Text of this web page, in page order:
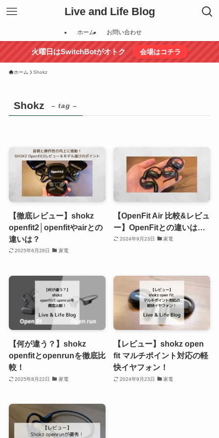
Live and Life Blog
ホーム お問い合わせ
火曜日はSwitchBotがオトク 会場はコチラ
ホーム Shokz
Shokz – tag –
【徹底レビュー】shokz
openfit2│openfitやairとの
違いは？
2025年6月28日 家電
【OpenFit Air 比較&レビュ
ー】OpenFitとの違いは…
2024年9月23日 家電
【何が違う？】shokz
openfitとopenrunを徹底比
較！
2025年8月22日 家電
【レビュー】shokz open
fit マルチポイント対応の軽
快イヤフォン！
2024年9月23日 家電